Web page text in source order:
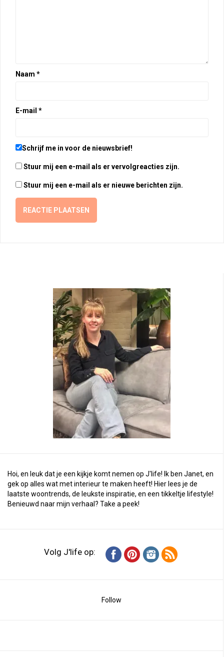
Naam *
E-mail *
Schrijf me in voor de nieuwsbrief!
Stuur mij een e-mail als er vervolgreacties zijn.
Stuur mij een e-mail als er nieuwe berichten zijn.
Hoi, en leuk dat je een kijkje komt nemen op J'life! Ik ben Janet, en
gek op alles wat met interieur te maken heeft! Hier lees je de
laatste woontrends, de leukste inspiratie, en een tikkeltje lifestyle!
Benieuwd naar mijn verhaal? Take a peek!
Volg J'life op:
Follow